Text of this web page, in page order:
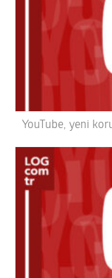
YouTube, yeni